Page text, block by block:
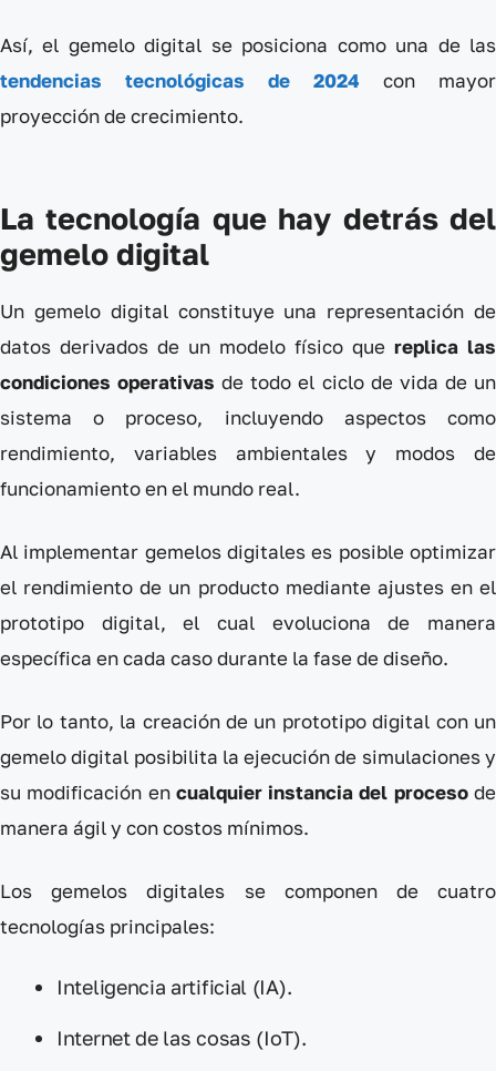
Así, el gemelo digital se posiciona como una de las
tendencias tecnológicas de 2024 con mayor
proyección de crecimiento.
La tecnología que hay detrás del
gemelo digital
Un gemelo digital constituye una representación de
datos derivados de un modelo físico que replica las
condiciones operativas de todo el ciclo de vida de un
sistema o proceso, incluyendo aspectos como
rendimiento, variables ambientales y modos de
funcionamiento en el mundo real.
Al implementar gemelos digitales es posible optimizar
el rendimiento de un producto mediante ajustes en el
prototipo digital, el cual evoluciona de manera
específica en cada caso durante la fase de diseño.
Por lo tanto, la creación de un prototipo digital con un
gemelo digital posibilita la ejecución de simulaciones y
su modificación en cualquier instancia del procesode
manera ágil y con costos mínimos.
Los gemelos digitales se componen de cuatro
tecnologías principales:
Inteligencia artificial (IA).
Internet de las cosas (IoT).